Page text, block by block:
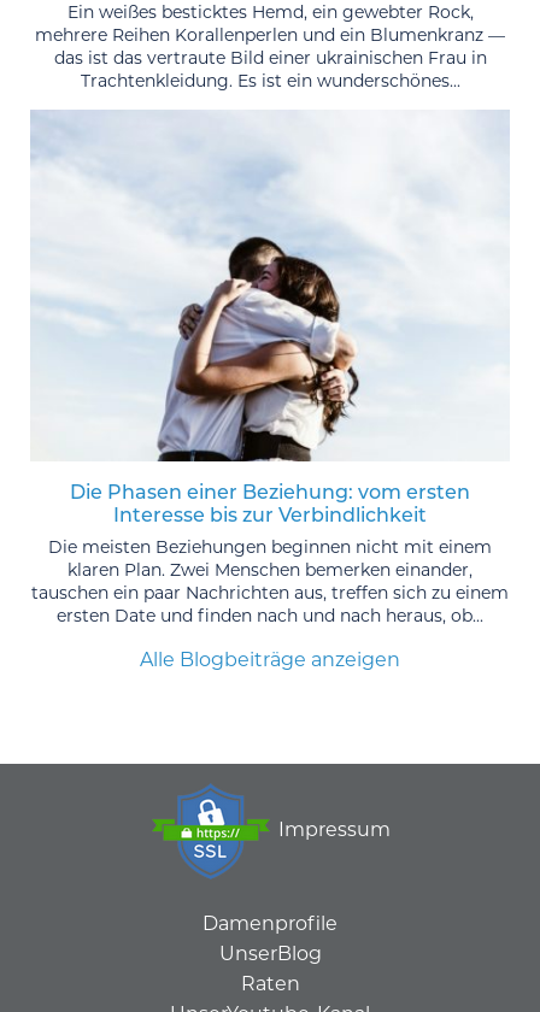
Ein weißes besticktes Hemd, ein gewebter Rock,
mehrere Reihen Korallenperlen und ein Blumenkranz —
das ist das vertraute Bild einer ukrainischen Frau in
Trachtenkleidung. Es ist ein wunderschönes...
Die Phasen einer Beziehung: vom ersten
Interesse bis zur Verbindlichkeit
Die meisten Beziehungen beginnen nicht mit einem
klaren Plan. Zwei Menschen bemerken einander,
tauschen ein paar Nachrichten aus, treffen sich zu einem
ersten Date und finden nach und nach heraus, ob...
Alle Blogbeiträge anzeigen
Impressum
Damenprofile
UnserBlog
Raten